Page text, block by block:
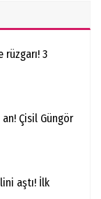
rüzgarı! 3
Çisil Güngör
aştı! İlk